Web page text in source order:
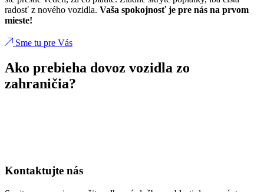
radosť z nového vozidla. Vaša spokojnosť je pre nás na prvom
mieste!
Sme tu pre Vás
Ako prebieha dovoz vozidla zo
zahraničia?
Kontaktujte nás